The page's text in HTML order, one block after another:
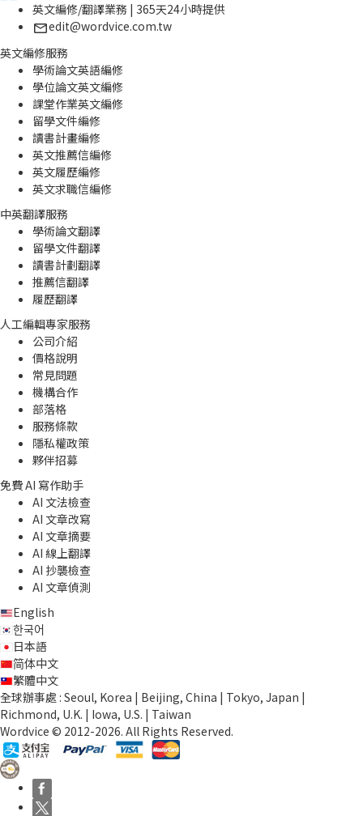
英文編修/翻譯業務 | 365天24小時提供
edit@wordvice.com.tw
英文編修服務
學術論文英語編修
學位論文英文編修
課堂作業英文編修
留學文件編修
讀書計畫編修
英文推薦信編修
英文履歷編修
英文求職信編修
中英翻譯服務
學術論文翻譯
留學文件翻譯
讀書計劃翻譯
推薦信翻譯
履歷翻譯
人工編輯專家服務
公司介紹
價格說明
常見問題
機構合作
部落格
服務條款
隱私權政策
夥伴招募
免費 AI 寫作助手
AI 文法檢查
AI 文章改寫
AI 文章摘要
AI 線上翻譯
AI 抄襲檢查
AI 文章偵測
English
한국어
日本語
简体中文
繁體中文
全球辦事處 : Seoul, Korea | Beijing, China | Tokyo, Japan |
Richmond, U.K. | Iowa, U.S. | Taiwan
Wordvice © 2012-2026. All Rights Reserved.